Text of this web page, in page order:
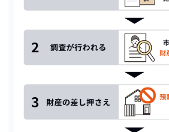
却も検討しよう
固定資産税に関するよくある
Q.固定資産税を払わなくていい方
Q.固定資産税はいつまで払う？
Q.生活保護を受けていて固定資産
うしたらいい？